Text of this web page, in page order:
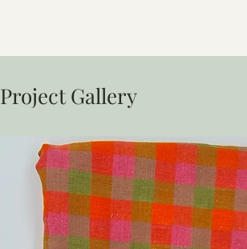
Project Gallery